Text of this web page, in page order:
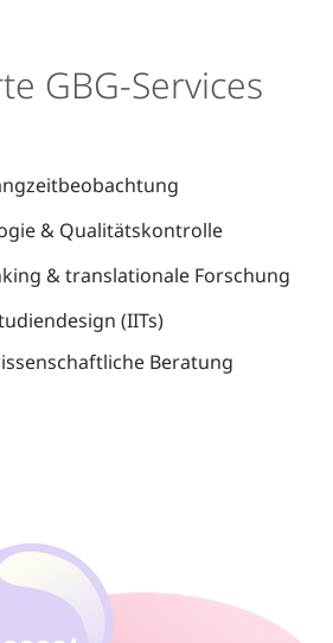
GBG-Services
& Qualitätskontrolle
& translationale Forschung
(IITs)
Beratung